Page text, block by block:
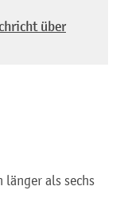
über
als sechs